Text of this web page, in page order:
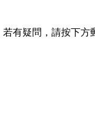
有疑問，請按下方